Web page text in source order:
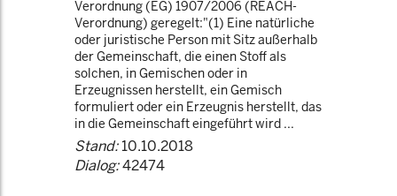
Verordnung (EG) 1907/2006 (REACH-
Verordnung) geregelt:"(1) Eine natürliche
oder juristische Person mit Sitz außerhalb
der Gemeinschaft, die einen Stoff als
solchen, in Gemischen oder in
Erzeugnissen herstellt, ein Gemisch
formuliert oder ein Erzeugnis herstellt, das
in die Gemeinschaft eingeführt wird ...
Stand:10.10.2018
Dialog:42474